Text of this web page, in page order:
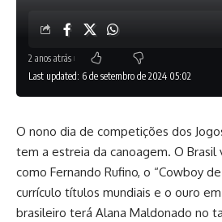
Last updated: 6 de setembro de 2024 05:02
2 anos atrás
O nono dia de competições dos
tem a estreia da canoagem. O Brasil
como Fernando Rufino, o “Cowboy
currículo títulos mundiais e o ouro
brasileiro terá Alana Maldonado no